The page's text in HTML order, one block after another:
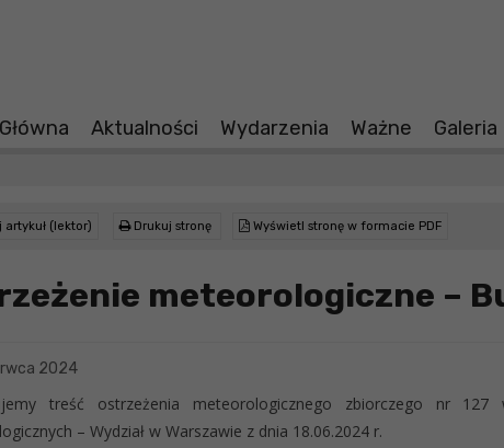
Aktualności Wydarzenia Ważne Galeria
artykuł (lektor) Drukuj stronę Wyświetl stronę w formacie PDF
meteorologiczne –
2024
treść ostrzeżenia meteorologicznego zbiorczego nr
– Wydział w Warszawie z dnia 18.06.2024 r.